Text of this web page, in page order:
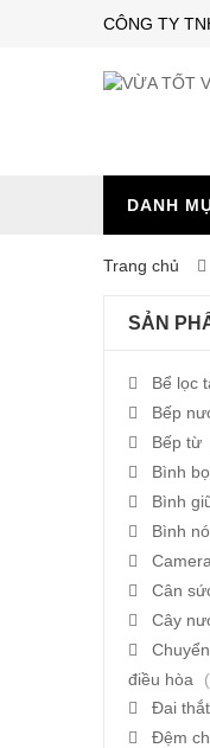
CÔNG TY
DANH
Trang chủ
SẢN
Bể lọc
Bếp
Bếp từ
Bình
Bình
Bình
Camera
Cân
Cây
điều hòa
Đai
Đệm